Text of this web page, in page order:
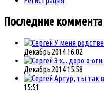
Последние
У меня
Декабрь 2014 16:02
Э-х... доро-о-
Декабрь 2014 15:58
Артур, ты так
15:51